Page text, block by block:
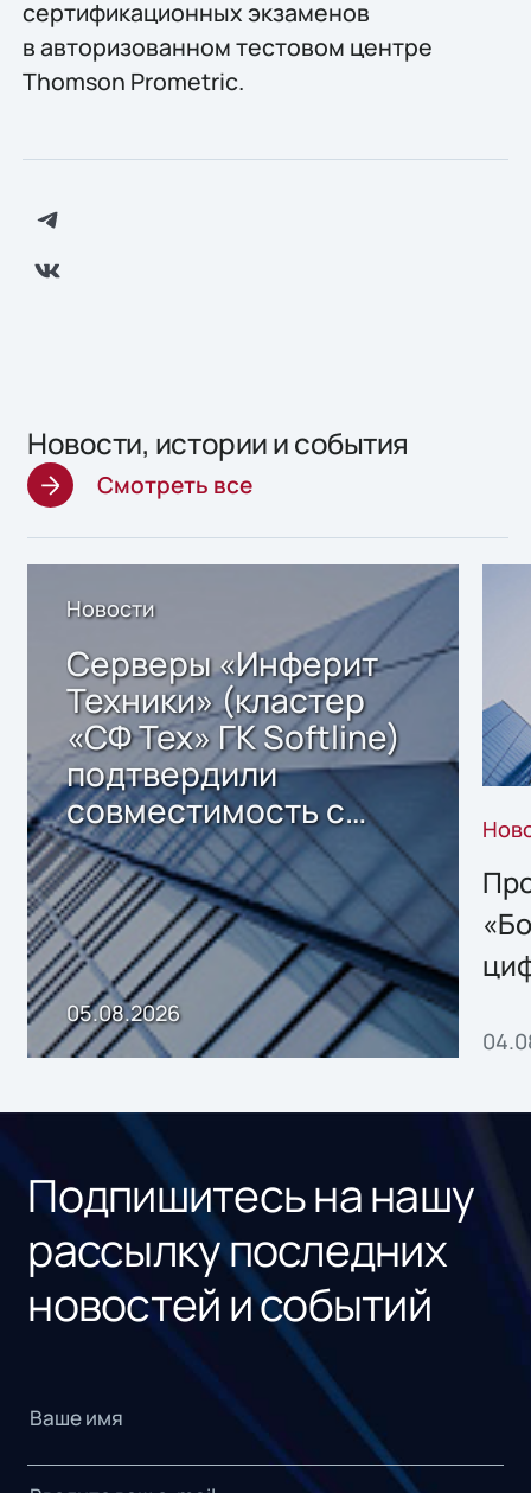
сертификационных экзаменов
в авторизованном тестовом центре
Thomson Prometric.
Новости, истории и события
Смотреть все
Новости
Серверы «Инферит
Техники» (кластер
«СФ Тех» ГК Softline)
подтвердили
совместимость с
решением Sharx
Storage 2.x для
хранения данных
05.08.2026
Подпишитесь на нашу
рассылку последних
новостей и событий